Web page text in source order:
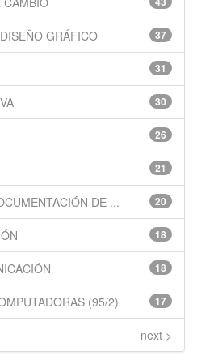
37
GRÁFICO
31
30
26
21
20
DE ...
18
18
17
(95/2)
next >